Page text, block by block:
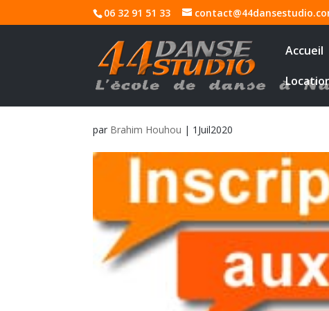
06 32 91 51 33
Accueil
par Brahim Houhou | 1Juil2020